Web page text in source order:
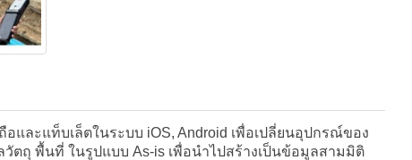
ละแท็บเล็ตในระบบ iOS, Android เพื่อเปลี่ยนอุปกรณ์ของ
ตถุ พื้นที่ ในรูปแบบ As-is เพื่อนำไปสร้างเป็นข้อมูลสามมิติ